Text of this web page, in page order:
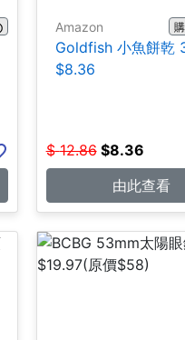
Amazon
Goldfish 小魚餅乾
$8.36
$ 12.86 $8.36
由此查看